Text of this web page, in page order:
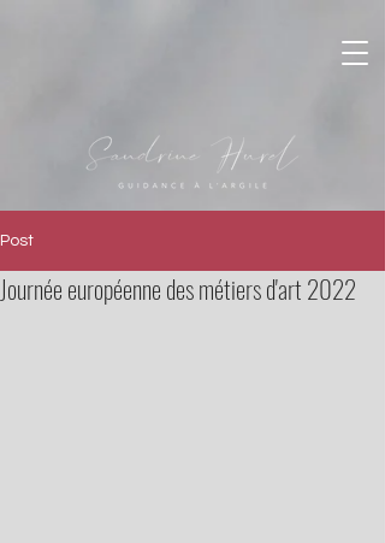
Post
Journée européenne des métiers d'art 2022